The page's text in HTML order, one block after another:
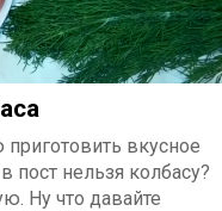
вкусное
пост нельзя колбасу?
Ну что давайте